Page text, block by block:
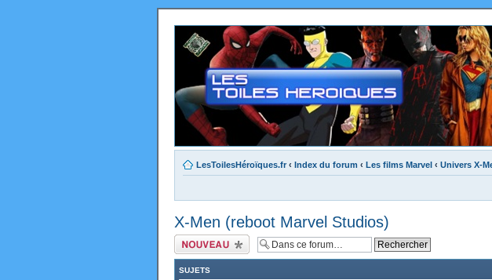
LesToilesHéroïques.fr ‹ Index du forum ‹ Les films Marvel ‹ Univers X-
X-Men (reboot Marvel Studios)
Ecrire un nouveau
sujet
SUJETS